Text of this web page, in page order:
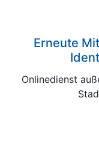
Erneute
Onlinedienst